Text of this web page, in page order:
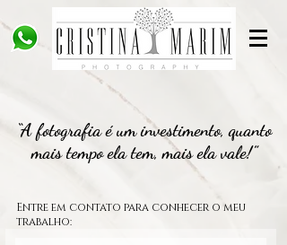
“A fotografia é um investimento, quanto
mais tempo ela tem, mais ela vale!”
Entre em contato para conhecer o meu
trabalho: